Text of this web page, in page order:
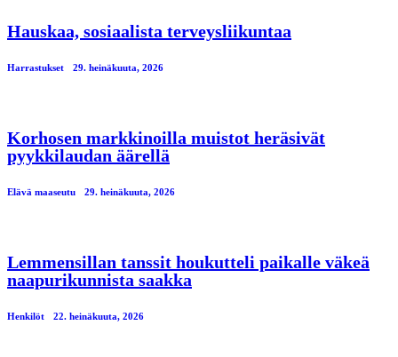
Hauskaa, sosiaalista terveysliikuntaa
Harrastukset 29. heinäkuuta, 2026
Korhosen markkinoilla muistot heräsivät
pyykkilaudan äärellä
Elävä maaseutu 29. heinäkuuta, 2026
Lemmensillan tanssit houkutteli paikalle väkeä
naapurikunnista saakka
Henkilöt 22. heinäkuuta, 2026